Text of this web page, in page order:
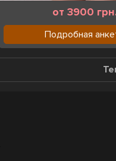
от 3900
Подробная